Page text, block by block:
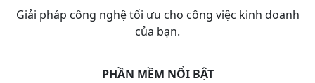
Giải pháp công nghệ tối ưu cho công việc kinh doanh
của bạn.
PHẦN MỀM NỔI BẬT